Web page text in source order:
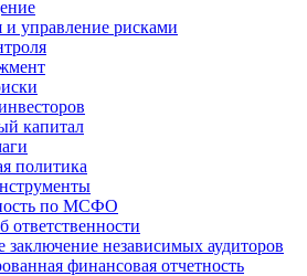
и управление рисками
капитал
политика
по МСФО
ответственности
заключение независимых аудиторов
финансовая отчетность